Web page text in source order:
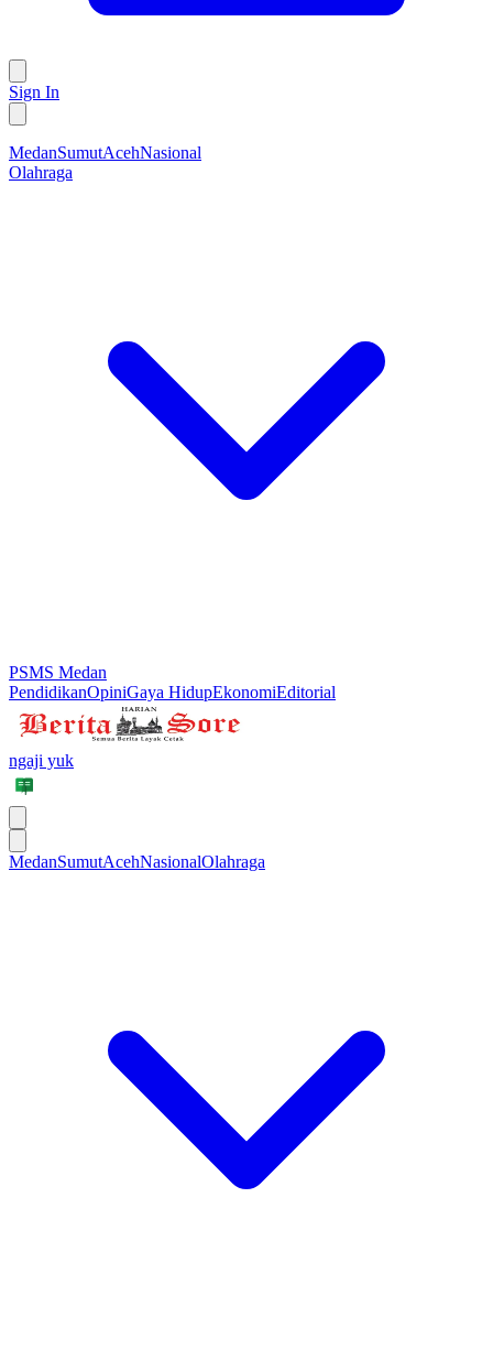
Sign In
MedanSumutAcehNasional
Olahraga
PSMS Medan
PendidikanOpiniGaya HidupEkonomiEditorial
ngaji yuk
MedanSumutAcehNasionalOlahraga